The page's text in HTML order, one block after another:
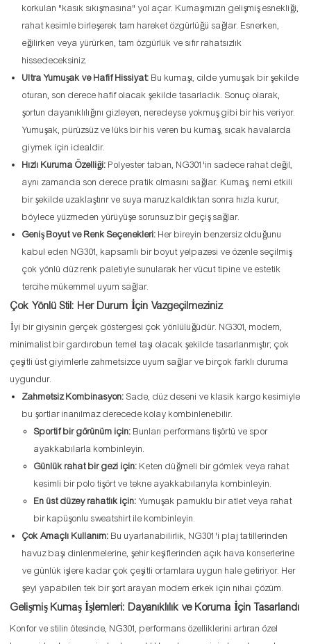
korkulan "kasık sıkışmasına" yol açar. Kumaşımızın gelişmiş esnekliği,
rahat kesimle birleşerek tam hareket özgürlüğü sağlar. Esnerken,
eğilirken veya yürürken, tam özgürlük ve sıfır rahatsızlık
hissedeceksiniz.
Ultra Yumuşak ve Hafif Hissiyat: Bu kumaşı, cilde yumuşak bir şekilde
oturan, son derece hafif olacak şekilde tasarladık. Sonuç olarak,
şortun dayanıklılığını gizleyen, neredeyse yokmuş gibi bir his veriyor.
Yumuşak, pürüzsüz ve lüks bir his veren bu kumaş, sıcak havalarda
giymek için idealdir.
Hızlı Kuruma Özelliği: Polyester taban, NG301'in sadece rahat değil,
aynı zamanda son derece pratik olmasını sağlar. Kumaş, nemi etkili
bir şekilde uzaklaştırır ve suya maruz kaldıktan sonra hızla kurur,
böylece yüzmeden yürüyüşe sorunsuz bir geçiş sağlar.
Geniş Boyut ve Renk Seçenekleri: Her bireyin benzersiz olduğunu
kabul eden NG301, kapsamlı bir boyut yelpazesi ve özenle seçilmiş
çok yönlü düz renk paletiyle sunularak her vücut tipine ve estetik
tercihe mükemmel uyum sağlar.
Çok Yönlü Stil: Her Durum İçin Vazgeçilmeziniz
İyi bir giysinin gerçek göstergesi çok yönlülüğüdür. NG301, modern,
minimalist bir gardırobun temel taşı olacak şekilde tasarlanmıştır; çok
çeşitli üst giyimlerle zahmetsizce uyum sağlar ve birçok farklı duruma
uygundur.
Zahmetsiz Kombinasyon:Sade, düz deseni ve klasik kargo kesimiyle
bu şortlar inanılmaz derecede kolay kombinlenebilir.
Sportif bir görünüm için: Bunları performans tişörtü ve spor
ayakkabılarla kombinleyin.
Günlük rahat bir gezi için: Keten düğmeli bir gömlek veya rahat
kesimli bir polo tişört ve tekne ayakkabılarıyla kombinleyin.
En üst düzey rahatlık için: Yumuşak pamuklu bir atlet veya rahat
bir kapüşonlu sweatshirt ile kombinleyin.
Çok Amaçlı Kullanım: Bu uyarlanabilirlik, NG301'i plaj tatillerinden
havuz başı dinlenmelerine, şehir keşiflerinden açık hava konserlerine
ve günlük işlere kadar çok çeşitli ortamlara uygun hale getiriyor. Her
şeyi yapabilen tek bir şort arayan modern erkek için nihai çözüm.
Gelişmiş Kumaş İşlemleri: Dayanıklılık ve Koruma İçin Tasarlandı
Konfor ve stilin ötesinde, NG301, performans özelliklerini artıran özel